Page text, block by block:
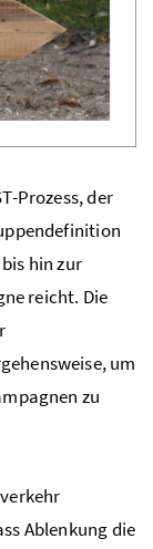
Prozess, der
hin zur
reicht. Die
um
zu
Ablenkung die